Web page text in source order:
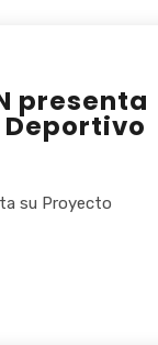
presenta
su Proyecto